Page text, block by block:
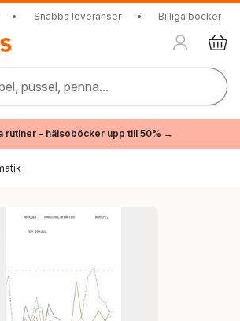
• Snabba leveranser • Billiga böcker
pussel, penna...
rutiner – hälsoböcker upp till 50% →